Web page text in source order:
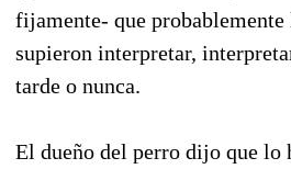
fijamente- que
supieron interpretar,
tarde o nunca.
El dueño del perro dijo que lo